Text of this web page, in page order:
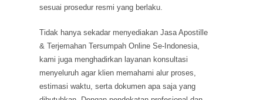
sesuai prosedur resmi yang berlaku.
Tidak hanya sekadar menyediakan Jasa Apostille
& Terjemahan Tersumpah Online Se-Indonesia,
kami juga menghadirkan layanan konsultasi
menyeluruh agar klien memahami alur proses,
estimasi waktu, serta dokumen apa saja yang